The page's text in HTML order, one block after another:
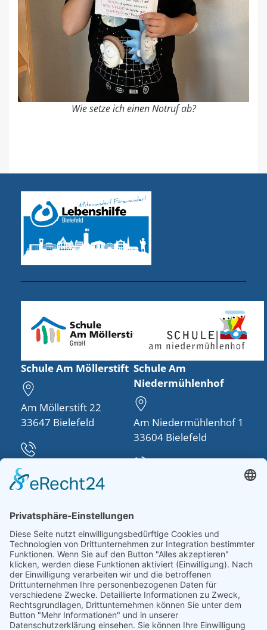
Wie setze ich einen Notruf ab?
Schule Am Möllerstift
Am Möllerstift 22
33647 Bielefeld
Telefon:
info(at)schule-am-
moellerstift.de
Schule Am
Niedermühlenhof
Am Niedermühlenhof 1
33604 Bielefeld
schulleitung(at)schule-
am-
niedermuehlenhof.de
Datenschutz Haftungsbeschränkung